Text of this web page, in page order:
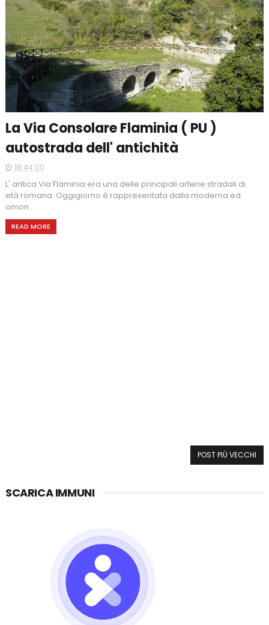
La Via Consolare Flaminia ( PU )
autostrada dell' antichità
18:44:00
L' antica Via Flaminia era una delle principali arterie stradali di
età romana. Oggigiorno è rappresentata dalla moderna ed
omon...
READ MORE
POST PIÙ VECCHI
SCARICA IMMUNI